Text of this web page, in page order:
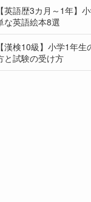
【英語歴3カ月～1年】
な英語絵本8選
【漢検10級】小学1年
と試験の受け方